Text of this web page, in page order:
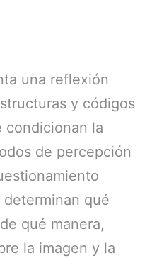
una reflexión
y códigos
condicionan la
de percepción
qué
qué manera,
la imagen y la